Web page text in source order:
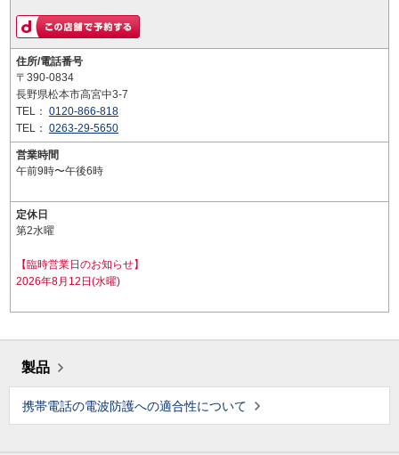
住所/電話番号
〒390-0834
長野県松本市高宮中3-7
TEL： 0120-866-818
TEL： 0263-29-5650
営業時間
午前9時〜午後6時
定休日
第2水曜
【臨時営業日のお知らせ】
2026年8月12日(水曜)
製品
携帯電話の電波防護への適合性について